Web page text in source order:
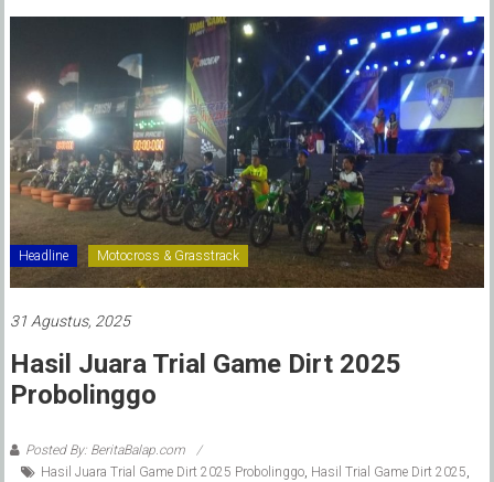
Headline Motocross & Grasstrack
31 Agustus, 2025
Hasil Juara Trial Game Dirt 2025
Probolinggo
Posted By: BeritaBalap.com
Hasil Juara Trial Game Dirt 2025 Probolinggo, Hasil Trial Game Dirt 2025,